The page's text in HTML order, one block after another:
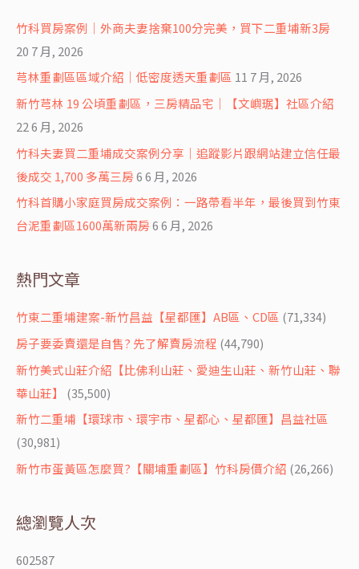
竹科買房案例｜外商夫妻捨棄100分完美，買下二重埔新3房
20 7 月, 2026
芎林重劃區區域介紹｜低密度透天重劃區 11 7 月, 2026
新竹芎林 19 公頃重劃區，三房精品宅｜【文嶼琚】社區介紹
22 6 月, 2026
竹科夫妻買二重埔成交案例分享｜追蹤影片跟網站建立信任最
後成交 1,700 多萬三房6 6 月, 2026
竹科首購小家庭買房成交案例：一路帶看半年，最後買到竹東
台泥重劃區1600萬新兩房6 6 月, 2026
熱門文章
竹東二重埔建案-新竹昌益【星都匯】AB區、CD區 (71,334)
房子要委賣還是自售? 先了解賣房流程 (44,790)
新竹美式山莊介紹【比佛利山莊、愛迪生山莊、新竹山莊、聯
華山莊】
(35,500)
新竹二重埔【環球市、環宇市、星都心、星都匯】昌益社區
(30,981)
新竹市蛋黃區怎麼買?【關埔重劃區】竹科房價介紹 (26,266)
總瀏覽人次
602587